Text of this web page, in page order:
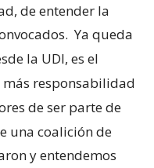
de entender la
Ya queda
la UDI, es el
responsabilidad
de ser parte de
una coalición de
y entendemos